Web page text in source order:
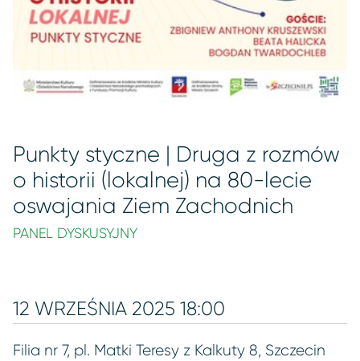
Punkty styczne | Druga z rozmów
o historii (lokalnej) na 80-lecie
oswajania Ziem Zachodnich
PANEL DYSKUSYJNY
12 WRZEŚNIA 2025 18:00
Filia nr 7, pl. Matki Teresy z Kalkuty 8, Szczecin